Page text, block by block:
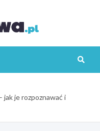
je rozpoznawać i